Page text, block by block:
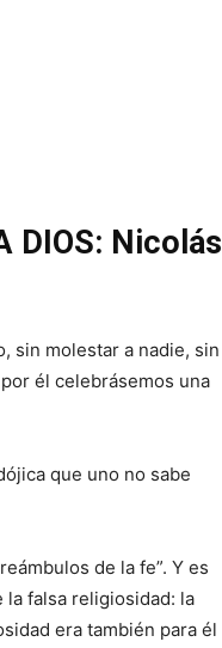
DIOS: Nicolás
sin molestar a nadie, sin
él celebrásemos una
que uno no sabe
de la fe”. Y es
la falsa religiosidad: la
era también para él